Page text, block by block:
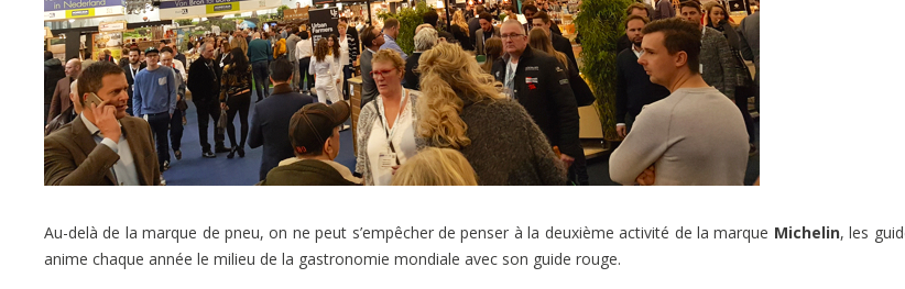
Au-delà de la marque de pneu, on ne peut s’empêcher de penser à la deuxième activité de la marque Michelin, les
anime chaque année le milieu de la gastronomie mondiale avec son guide rouge.